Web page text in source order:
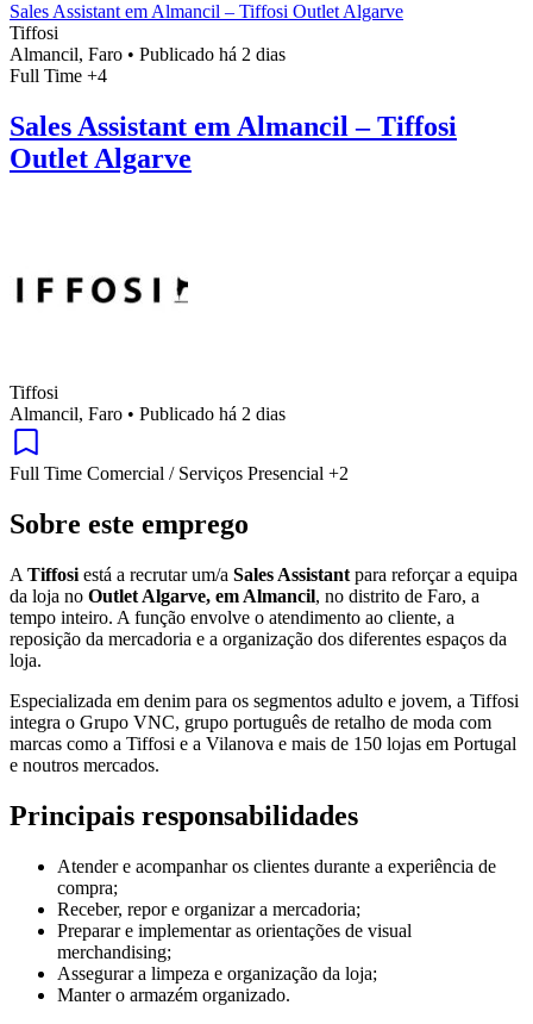
Sales Assistant em Almancil – Tiffosi Outlet Algarve
Tiffosi
Almancil, Faro • Publicado há 2 dias
Full Time +4
Sales Assistant em Almancil – Tiffosi
Outlet Algarve
Tiffosi
Almancil, Faro • Publicado há 2 dias
Full Time Comercial / Serviços Presencial +2
Sobre este emprego
A Tiffosi está a recrutar um/a Sales Assistant para reforçar a equipa
da loja no Outlet Algarve, em Almancil, no distrito de Faro, a
tempo inteiro. A função envolve o atendimento ao cliente, a
reposição da mercadoria e a organização dos diferentes espaços da
loja.
Especializada em denim para os segmentos adulto e jovem, a Tiffosi
integra o Grupo VNC, grupo português de retalho de moda com
marcas como a Tiffosi e a Vilanova e mais de 150 lojas em Portugal
e noutros mercados.
Principais responsabilidades
Atender e acompanhar os clientes durante a experiência de
compra;
Receber, repor e organizar a mercadoria;
Preparar e implementar as orientações de visual
merchandising;
Assegurar a limpeza e organização da loja;
Manter o armazém organizado.